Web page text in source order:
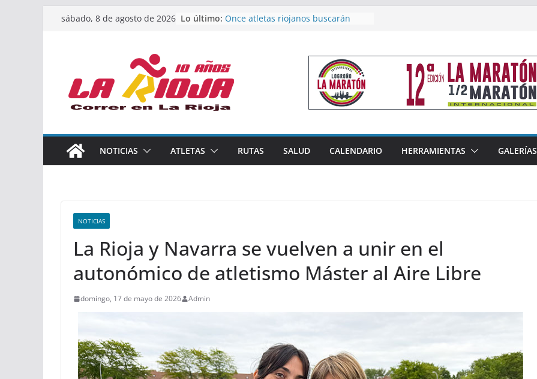
Saltarsábado, 8 de agosto de 2026 Lo último: Once atletas riojanos buscarán
Un bronce en 4×400 y tres puestos
de finalista cierran la participación
riojana en en Nacional de Málaga
El equipo femenino del Tritones
Rioja alcanza el podio nacional de
Acuatlón en Calahorra
España absoluto en Disco
Calahorra acoge este fin de semana
NOTICIAS ATLETAS RUTAS SALUD CALENDARIO HERRAMIENTAS GALERÍAS
NOTICIAS
La Rioja y Navarra se vuelven a unir en el
autonómico de atletismo Máster al Aire Libre
domingo, 17 de mayo de 2026 Admin